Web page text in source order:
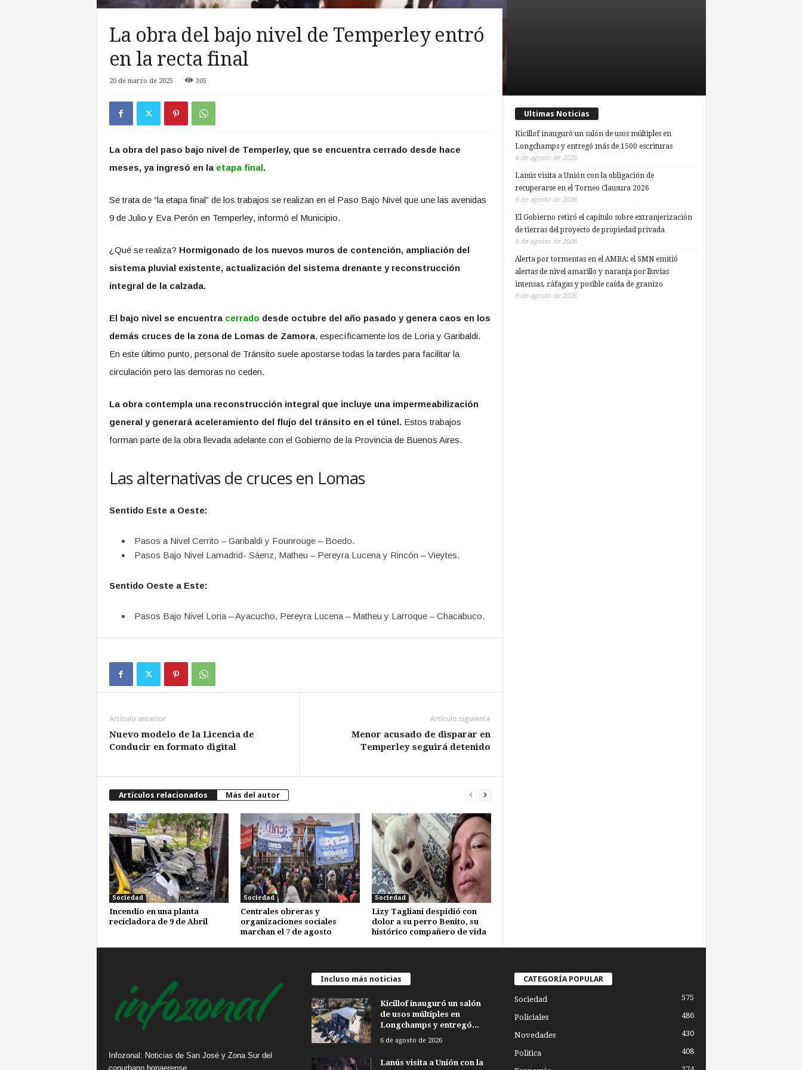
La obra del bajo nivel de Temperley entró
en la recta final
20 de marzo de 2025 305
La obra del paso bajo nivel de Temperley, que se encuentra cerrado desde hace
meses, ya ingresó en la etapa final.
Se trata de “la etapa final” de los trabajos se realizan en el Paso Bajo Nivel que une las avenidas
9 de Julio y Eva Perón en Temperley, informó el Municipio.
¿Qué se realiza? Hormigonado de los nuevos muros de contención, ampliación del
sistema pluvial existente, actualización del sistema drenante y reconstrucción
integral de la calzada.
El bajo nivel se encuentra cerrado desde octubre del año pasado y genera caos en los
demás cruces de la zona de Lomas de Zamora, específicamente los de Loria y Garibaldi.
En este último punto, personal de Tránsito suele apostarse todas la tardes para facilitar la
circulación pero las demoras no ceden.
La obra contempla una reconstrucción integral que incluye una impermeabilización
general y generará aceleramiento del flujo del tránsito en el túnel.Estos trabajos
forman parte de la obra llevada adelante con el Gobierno de la Provincia de Buenos Aires.
Las alternativas de cruces en Lomas
Sentido Este a Oeste:
Pasos a Nivel Cerrito – Garibaldi y Founrouge – Boedo.
Pasos Bajo Nivel Lamadrid- Sáenz, Matheu – Pereyra Lucena y Rincón – Vieytes.
Sentido Oeste a Este:
Pasos Bajo Nivel Loria – Ayacucho, Pereyra Lucena – Matheu y Larroque – Chacabuco.
Artículo anterior
Nuevo modelo de la Licencia de
Conducir en formato digital
Artículo siguiente
Menor acusado de disparar en
Temperley seguirá detenido
Artículos relacionados Más del autor
Sociedad
Incendio en una planta
recicladora de 9 de Abril
Sociedad
Centrales obreras y
organizaciones sociales
marchan el 7 de agosto
Sociedad
Lizy Tagliani despidió con
dolor a su perro Benito, su
histórico compañero de vida
Ultimas Noticias
Kicillof inauguró un salón de usos múltiples en
Longchamps y entregó más de 1500 escrituras
6 de agosto de 2026
Lanús visita a Unión con la obligación de
recuperarse en el Torneo Clausura 2026
6 de agosto de 2026
El Gobierno retiró el capítulo sobre extranjerización
de tierras del proyecto de propiedad privada
6 de agosto de 2026
Alerta por tormentas en el AMBA: el SMN emitió
alertas de nivel amarillo y naranja por lluvias
intensas, ráfagas y posible caída de granizo
6 de agosto de 2026
Infozonal: Noticias de San José y Zona Sur del
conurbano bonaerense
Incluso más noticias
Kicillof inauguró un salón
de usos múltiples en
Longchamps y entregó...
6 de agosto de 2026
Lanús visita a Unión con la
CATEGORÍA POPULAR
Sociedad 575
Policiales 486
Novedades 430
Politica 408